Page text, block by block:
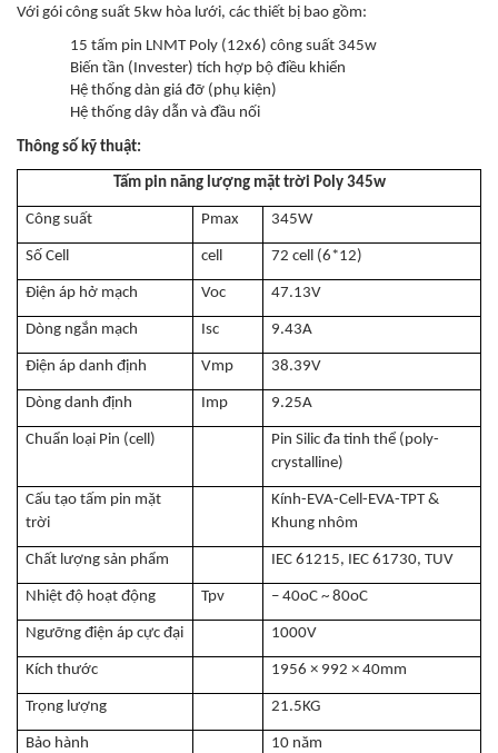
Với gói công suất 5kw hòa lưới, các thiết bị bao gồm:
15 tấm pin LNMT Poly (12x6) công suất 345w
Biến tần (Invester) tích hợp bộ điều khiển
Hệ thống dàn giá đỡ (phụ kiện)
Hệ thống dây dẫn và đầu nối
Thông số kỹ thuật:
Tấm pin năng lượng mặt trời Poly 345w
Công suất Pmax 345W
Số Cell cell 72 cell (6*12)
Điện áp hở mạch Voc 47.13V
Dòng ngắn mạch Isc 9.43A
Điện áp danh định Vmp 38.39V
Dòng danh định Imp 9.25A
Chuẩn loại Pin (cell)
Pin Silic đa tinh thể (poly-
crystalline)
Cấu tạo tấm pin mặt
trời
Kính-EVA-Cell-EVA-TPT &
Khung nhôm
Chất lượng sản phẩm IEC 61215, IEC 61730, TUV
Nhiệt độ hoạt động Tpv – 40oC ~ 80oC
Ngưỡng điện áp cực đại 1000V
Kích thước 1956 × 992 × 40mm
Trọng lượng 21.5KG
Bảo hành 10 năm